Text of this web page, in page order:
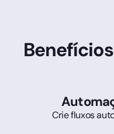
Crie fluxos